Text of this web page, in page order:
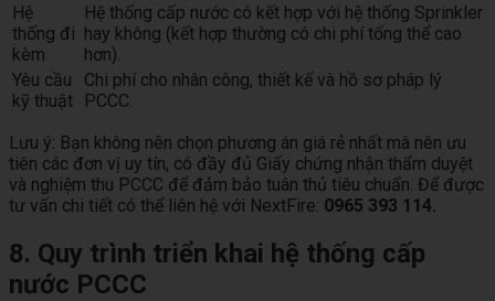
Hệ
thống đi
kèm
Hệ thống cấp nước có kết hợp với hệ thống Sprinkler
hay không (kết hợp thường có chi phí tổng thể cao
hơn).
Yêu cầu
kỹ thuật
Chi phí cho nhân công, thiết kế và hồ sơ pháp lý
PCCC.
Lưu ý: Bạn không nên chọn phương án giá rẻ nhất mà nên ưu
tiên các đơn vị uy tín, có đầy đủ Giấy chứng nhận thẩm duyệt
và nghiệm thu PCCC để đảm bảo tuân thủ tiêu chuẩn. Để được
tư vấn chi tiết có thể liên hệ với NextFire: 0965 393 114.
8. Quy trình triển khai hệ thống cấp
nước PCCC